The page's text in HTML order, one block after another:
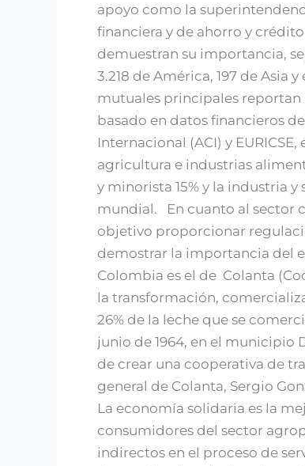
apoyo como la
financiera y de ahorro y
demuestran su importancia,
3.218 de América, 197 de Asia
mutuales principales reportan
basado en datos financieros
Internacional (ACI) y
agricultura e industrias
y minorista 15% y la industria
mundial. En cuanto al sector
objetivo proporcionar
demostrar la importancia del
Colombia es el de Colanta
la transformación,
26% de la leche que se
junio de 1964, en el
de crear una cooperativa de
general de Colanta, Sergio
La economía solidaria es la
consumidores del sector
indirectos en el proceso de